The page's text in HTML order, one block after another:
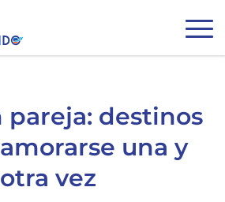
pareja: destinos
una y
otra vez